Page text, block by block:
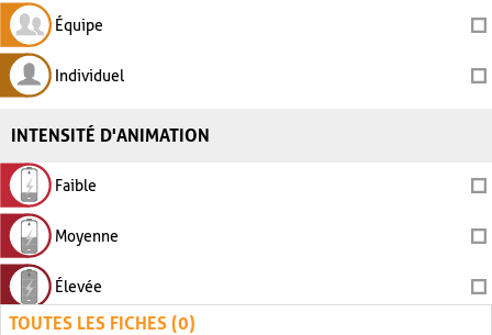
Équipe
Individuel
INTENSITÉ D'ANIMATION
Faible
Moyenne
Élevée
TOUTES LES FICHES (0)